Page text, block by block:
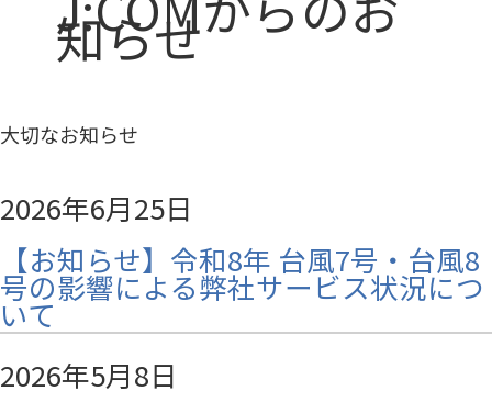
知らせ
大切なお知らせ
2026年6月25日
【お知らせ】令和8年 台風7号・台風8
号の影響による弊社サービス状況につ
いて
2026年5月8日